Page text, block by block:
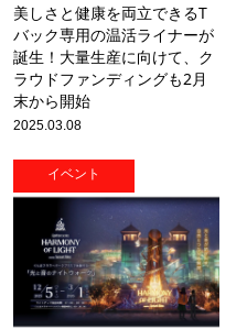
美しさと健康を両立できるT
バック専用の温活ライナーが
誕生！大量生産に向けて、ク
ラウドファンディングも2月
末から開始
2025.03.08
イベント